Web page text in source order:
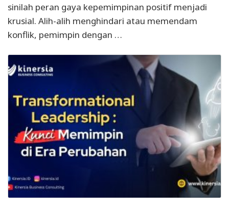
sinilah peran gaya kepemimpinan positif menjadi
krusial. Alih-alih menghindari atau memendam
konflik, pemimpin dengan …